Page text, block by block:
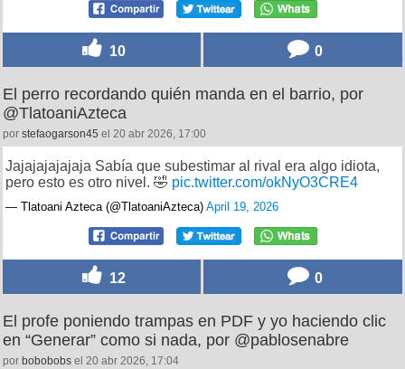
10 0
El perro recordando quién manda en el barrio, por
@TlatoaniAzteca
por stefaogarson45 el 20 abr 2026, 17:00
Jajajajajajaja Sabía que subestimar al rival era algo idiota,
pero esto es otro nivel. 🤣 pic.twitter.com/okNyO3CRE4
— Tlatoani Azteca (@TlatoaniAzteca) April 19, 2026
12 0
El profe poniendo trampas en PDF y yo haciendo clic
en “Generar” como si nada, por @pablosenabre
por bobobobs el 20 abr 2026, 17:04